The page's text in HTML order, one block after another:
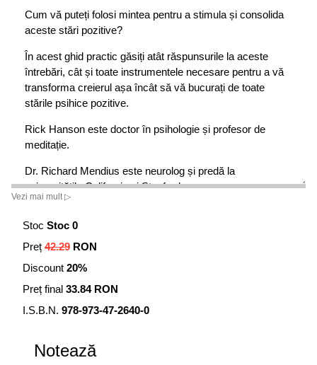
Cum vă puteți folosi mintea pentru a stimula și consolida
aceste stări pozitive?
În acest ghid practic găsiți atât răspunsurile la aceste
întrebări, cât și toate instrumentele necesare pentru a vă
transforma creierul așa încât să vă bucurați de toate
stările psihice pozitive.
Rick Hanson este doctor în psihologie și profesor de
meditație.
Dr. Richard Mendius este neurolog și predă la
universitățile California și Stanford.
unui adult rămâne deschis la schimbare pe întreaga
durată a vieții. Deși în trecut numeroși specialiști în
creierului, acum putem analiza legătura dintre cele două
dimensiuni ale vieții noastre dintr-o altă perspectivă. Dacă
vom considera mintea un proces relațional ce reglează
că felul în care ne concentrăm, felul în care direcționăm
Vezi mai mult ▷
Stoc Stoc 0
Preț 42.29 RON
Discount 20%
Preț final 33.84 RON
I.S.B.N. 978-973-47-2640-0
Notează